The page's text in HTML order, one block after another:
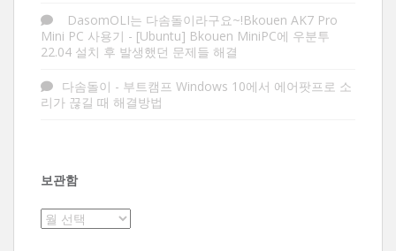
DasomOLI는 다솜돌이라구요~!Bkouen AK7 Pro
Mini PC 사용기 - [Ubuntu] Bkouen MiniPC에 우분투
22.04 설치 후 발생했던 문제들 해결
다솜돌이 - 부트캠프 Windows 10에서 에어팟프로 소
리가 끊길 때 해결방법
보관함
보